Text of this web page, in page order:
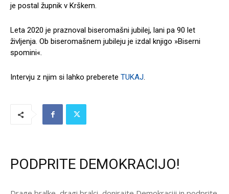
je postal župnik v Krškem.
Leta 2020 je praznoval biseromašni jubilej, lani pa 90 let
življenja. Ob biseromašnem jubileju je izdal knjigo »Biserni
spomini«.
Intervju z njim si lahko preberete TUKAJ.
PODPRITE DEMOKRACIJO!